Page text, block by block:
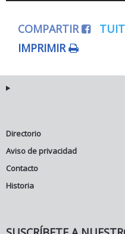
COMPARTIR
IMPRIMIR
Directorio
Aviso de privacidad
Contacto
Historia